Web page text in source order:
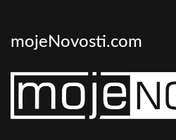
mojeNovosti.com